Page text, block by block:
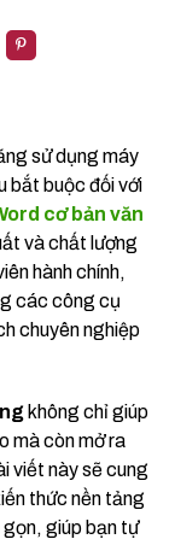
sử dụng máy
bắt buộc đối với
cơ bản văn
và chất lượng
hành chính,
các công cụ
chuyên nghiệp
không chỉ giúp
mà còn mở ra
viết này sẽ cung
thức nền tảng
gọn, giúp bạn tự